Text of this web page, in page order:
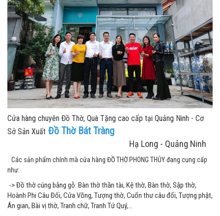
Cửa hàng chuyên Đồ Thờ, Quà Tặng cao cấp tại Quảng Ninh - Cơ
Sở Sản Xuất Đồ Thờ Bát Tràng
Hạ Long - Quảng Ninh
Các sản phẩm chính mà cửa hàng ĐỒ THỜ PHONG THỦY đang cung cấp
như:
-> Đồ thờ cúng bằng gỗ: Bàn thờ thần tài, Kệ thờ, Bàn thờ, Sập thờ,
Hoành Phi Câu Đối, Cửa Võng, Tượng thờ, Cuốn thư câu đối, Tượng phật,
Án gian, Bài vị thờ, Tranh chữ, Tranh Tứ Quý,…